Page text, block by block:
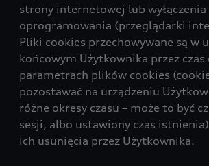
strony internetowej lub wyłączenia
oprogramowania (przeglądarki
Pliki cookies przechowywane są w
końcowym Użytkownika przez
parametrach plików cookies
pozostawać na urządzeniu
różne okresy czasu – może to być
sesji, albo ustawiony czas
ich usunięcia przez Użytkownika.